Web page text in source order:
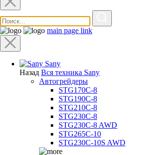
main page link
Sany
Назад Вся техника Sany
Автогрейдеры
STG170C-8
STG190C-8
STG210C-8
STG230C-8
STG230C-8 AWD
STG265C-10
STG230C-10S AWD